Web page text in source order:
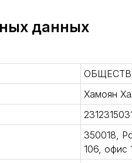
данных
Хамоян
350018,
106, офис